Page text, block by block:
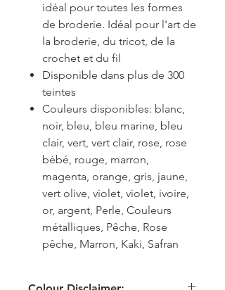
idéal pour toutes les formes
de broderie. Idéal pour l'art de
la broderie, du tricot, de la
crochet et du fil
Disponible dans plus de 300
teintes
Couleurs disponibles: blanc,
noir, bleu, bleu marine, bleu
clair, vert, vert clair, rose, rose
bébé, rouge, marron,
magenta, orange, gris, jaune,
vert olive, violet, violet, ivoire,
or, argent, Perle, Couleurs
métalliques, Pêche, Rose
pêche, Marron, Kaki, Safran